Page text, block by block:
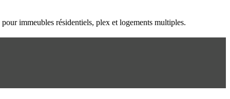
immeubles résidentiels, plex et logements multiples.